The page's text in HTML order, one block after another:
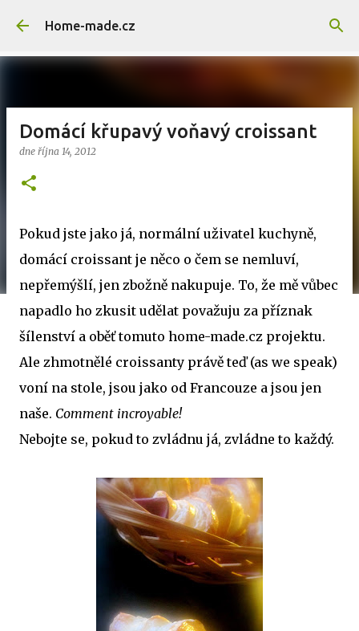
Přeskočit na hlavní obsah
Home-made.cz
Domácí křupavý voňavý croissant
dne října 14, 2012
Pokud jste jako já, normální uživatel kuchyně,
domácí croissant je něco o čem se nemluví,
nepřemýšlí, jen zbožně nakupuje. To, že mě vůbec
napadlo ho zkusit udělat považuju za příznak
šílenství a oběť tomuto home-made.cz projektu.
Ale zhmotnělé croissanty právě teď (as we speak)
voní na stole, jsou jako od Francouze a jsou jen
naše. Comment incroyable!
Nebojte se, pokud to zvládnu já, zvládne to každý.